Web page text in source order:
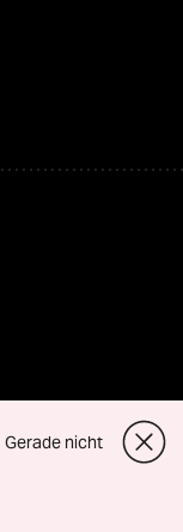
Gerade nicht